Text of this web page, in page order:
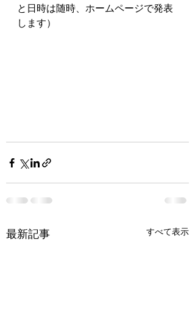
と日時は随時、ホームページで発表
します）
最新記事 すべて表示